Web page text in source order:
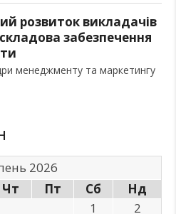
розвиток викладачів
забезпечення
менеджменту та маркетингу
2026
Чт Пт Сб
Нд
1
2